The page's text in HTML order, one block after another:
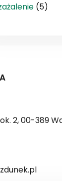
(5)
2, 00-389